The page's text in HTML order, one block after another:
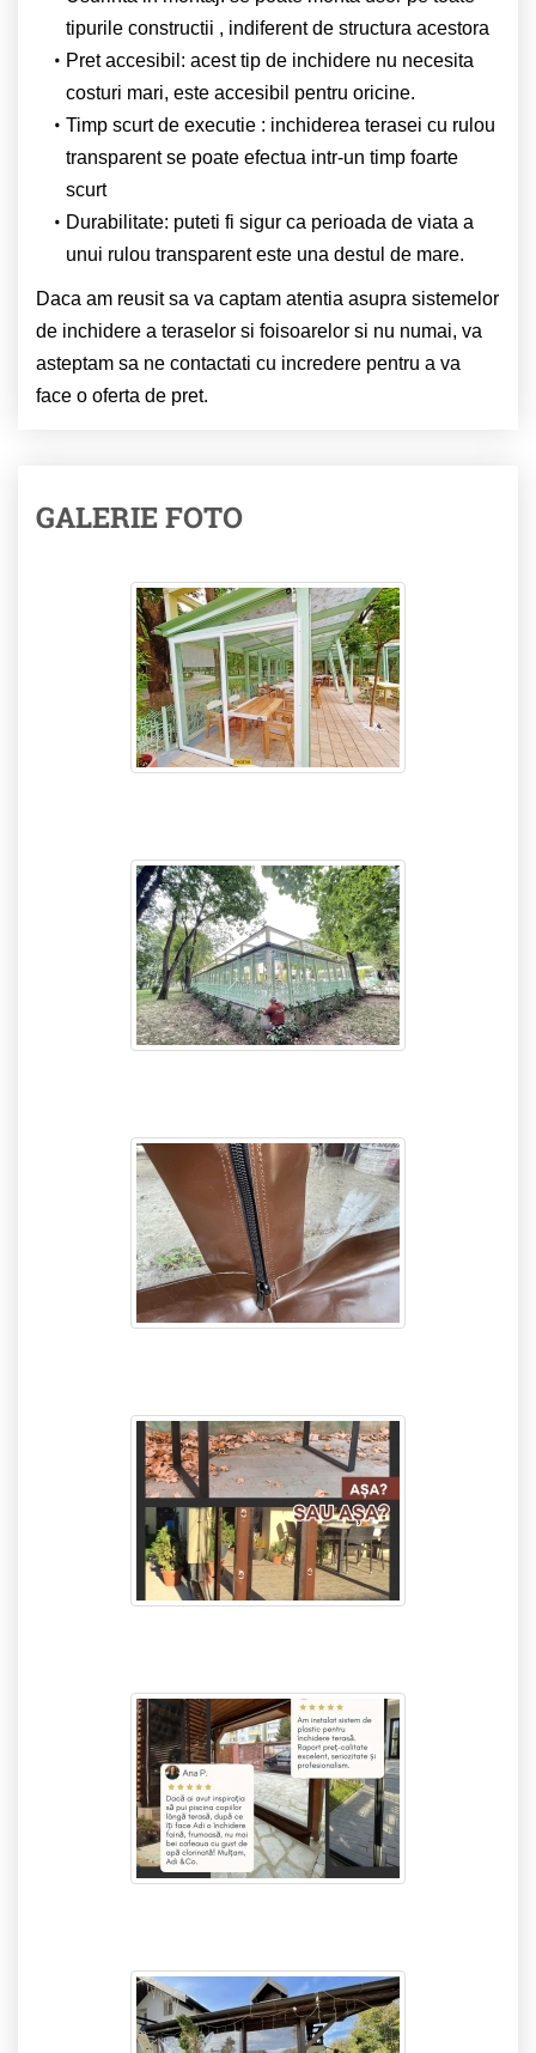
tipurile constructii , indiferent de structura acestora
Pret accesibil: acest tip de inchidere nu necesita
costuri mari, este accesibil pentru oricine.
Timp scurt de executie : inchiderea terasei cu rulou
transparent se poate efectua intr-un timp foarte
scurt
Durabilitate: puteti fi sigur ca perioada de viata a
unui rulou transparent este una destul de mare.
Daca am reusit sa va captam atentia asupra sistemelor
de inchidere a teraselor si foisoarelor si nu numai, va
asteptam sa ne contactati cu incredere pentru a va
face o oferta de pret.
GALERIE FOTO